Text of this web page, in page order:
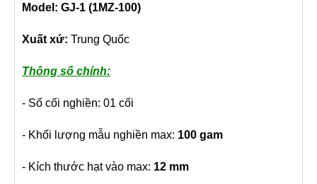
Model: GJ-1 (1MZ-100)
Xuất xứ: Trung Quốc
Thông số chính:
- Số cối nghiền: 01 cối
- Khối lượng mẫu nghiền max: 100 gam
- Kích thước hạt vào max: 12 mm